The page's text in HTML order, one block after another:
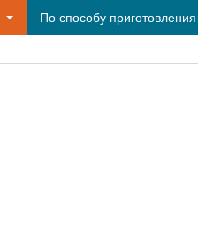
По способу приготовления